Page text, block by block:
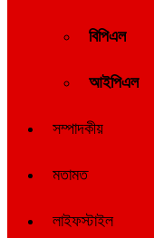
বিপিএল
আইপিএল
সম্পাদকীয়
মতামত
লাইফস্টাইল